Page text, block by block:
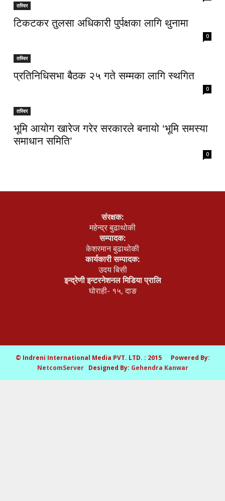
तस्विर
टिकटकर तुलसा अधिकारी पुर्पक्षका लागि थुनामा
0
तस्विर
प्रतिनिधिसभा बैठक २५ गते सम्मका लागि स्थगित
0
तस्विर
भूमि आयोग खारेज गरेर सरकारले बनायो ‘भूमि समस्या
समाधान समिति’
0
संरक्षक:
महेन्द्र बुढाथोकी
सम्पादक:
केशरमान बुढाथोकी
कार्यकारी सम्पादक:
उदय बिसी
इन्द्रेणी इन्टरनेशनल मिडिया प्रालि
घोराही- १५, दाङ
© Indreni International Media PVT. LTD. : 2015 Powered By:
NetcomServerDesigned By: Gehendra Kanwar